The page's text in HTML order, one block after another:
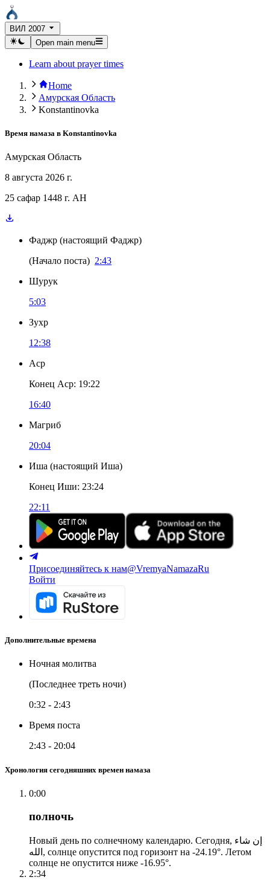
ВИЛ 2007
Open main menu
Learn about prayer times
Home
Амурская Область
Konstantinovka
Время намаза в Konstantinovka
Амурская Область
8 августа 2026 г.
25 сафар 1448 г. AH
Фаджр (настоящий Фаджр)
(Начало поста) 2:43
Шурук
5:03
Зухр
12:38
Аср
Конец Аср: 19:22
16:40
Магриб
20:04
Иша (настоящий Иша)
Конец Иши: 23:24
22:11
Присоединяйтесь к нам@VremyaNamazaRu
Войти
Дополнительные времена
Ночная молитва
(Последнее треть ночи)
0:32 - 2:43
Время поста
2:43 - 20:04
Хронология сегодняшних времен намаза
0:00
полночь
Новый день по солнечному календарю. Сегодня, إن شاء
الله, солнце опустится под горизонт на -24.19°. Летом
солнце не опустится ниже -16.95°.
2:34